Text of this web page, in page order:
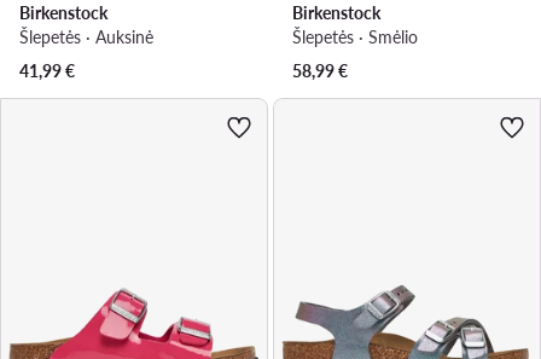
Birkenstock
Šlepetės · Auksinė
41,99€
Birkenstock
Šlepetės · Smėlio
58,99€